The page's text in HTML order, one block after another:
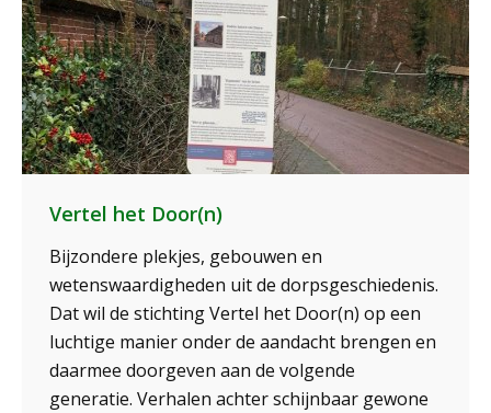
Vertel het Door(n)
Bijzondere plekjes, gebouwen en
wetenswaardigheden uit de dorpsgeschiedenis.
Dat wil de stichting Vertel het Door(n) op een
luchtige manier onder de aandacht brengen en
daarmee doorgeven aan de volgende
generatie. Verhalen achter schijnbaar gewone